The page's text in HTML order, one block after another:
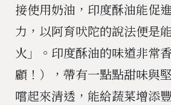
接使用奶油，印度酥油能促
力，以阿育吠陀的說法便是
火」。印度酥油的味道非常
顧！），帶有一點點甜味與
嚐起來清透，能給蔬菜增添